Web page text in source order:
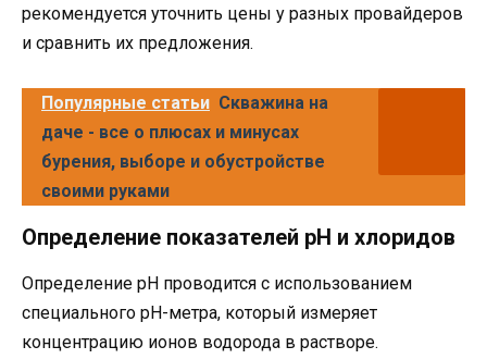
рекомендуется уточнить цены у разных провайдеров
и сравнить их предложения.
Популярные статьи Скважина на
даче - все о плюсах и минусах
бурения, выборе и обустройстве
своими руками
Определение показателей pH и хлоридов
Определение pH проводится с использованием
специального pH-метра, который измеряет
концентрацию ионов водорода в растворе.